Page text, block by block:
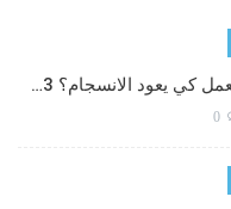
يعود الانسجام؟ 3…
0